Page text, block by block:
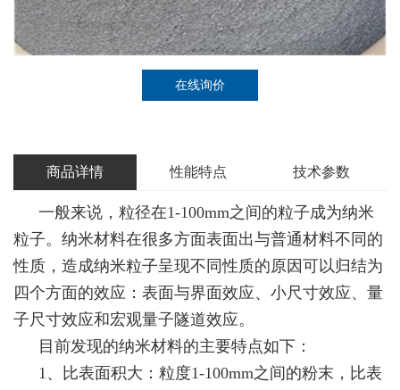
在线询价
商品详情 性能特点 技术参数
一般来说，粒径在1-100mm之间的粒子成为纳米
粒子。纳米材料在很多方面表面出与普通材料不同的
性质，造成纳米粒子呈现不同性质的原因可以归结为
四个方面的效应：表面与界面效应、小尺寸效应、量
子尺寸效应和宏观量子隧道效应。
目前发现的纳米材料的主要特点如下：
1、比表面积大：粒度1-100mm之间的粉末，比表